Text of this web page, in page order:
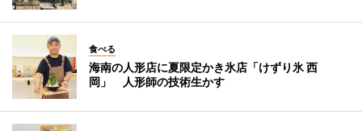
食べる
海南の人形店に夏限定かき氷店「けずり氷 西
岡」 人形師の技術生かす